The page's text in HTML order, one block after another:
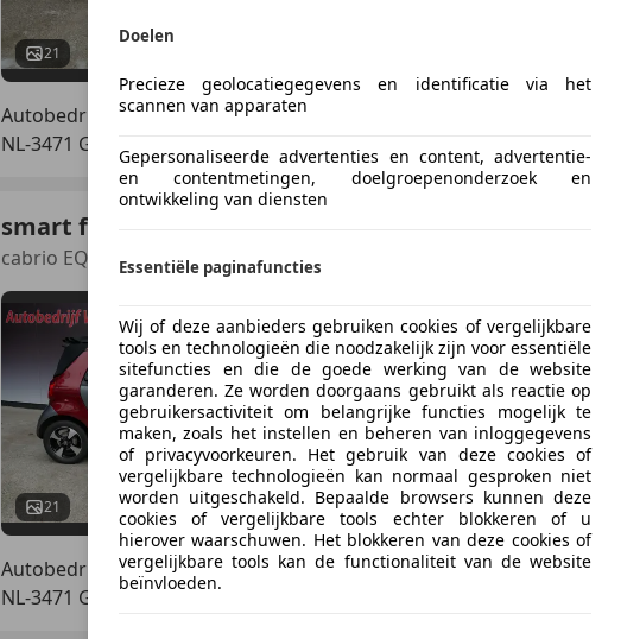
21
Autobedrijf Wil van der Tol
NL-3471 GZ KAMERIK
smart forTwo
cabrio EQ STYLE | SOH 97%!! | CLIMA | CRUISE | ALL
21
€ 12.490
11/2020 29.415 km
Autobedrijf Wil van der Tol
NL-3471 GZ KAMERIK
Doelen
Precieze geolocatiegegevens en identificatie via het
scannen van apparaten
Gepersonaliseerde advertenties en content, advertentie-
en contentmetingen, doelgroepenonderzoek en
ontwikkeling van diensten
Essentiële paginafuncties
Wij of deze aanbieders gebruiken cookies of vergelijkbare
tools en technologieën die noodzakelijk zijn voor essentiële
sitefuncties en die de goede werking van de website
garanderen. Ze worden doorgaans gebruikt als reactie op
gebruikersactiviteit om belangrijke functies mogelijk te
maken, zoals het instellen en beheren van inloggegevens
of privacyvoorkeuren. Het gebruik van deze cookies of
vergelijkbare technologieën kan normaal gesproken niet
worden uitgeschakeld. Bepaalde browsers kunnen deze
cookies of vergelijkbare tools echter blokkeren of u
hierover waarschuwen. Het blokkeren van deze cookies of
vergelijkbare tools kan de functionaliteit van de website
beïnvloeden.